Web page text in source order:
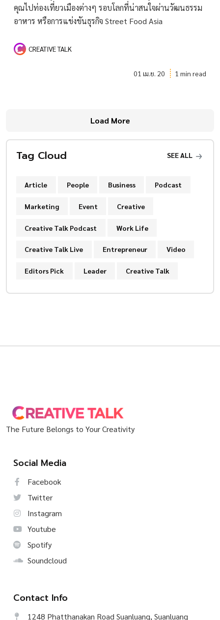
คุณไปท่องเที่ยวเมืองต่างๆ รอบโลกที่น่าสนใจผ่านวัฒนธรรม
อาหาร หรือการแข่งขันธุรกิจ Street Food Asia
CREATIVE TALK
01 เม.ย. 20 1 min read
Load More
Tag Cloud SEE ALL
Article People Business Podcast
Marketing Event Creative
Creative Talk Podcast Work Life
Creative Talk Live Entrepreneur Video
Editors Pick Leader Creative Talk
The Future Belongs to Your Creativity
Social Media
Facebook
Twitter
Instagram
Youtube
Spotify
Soundcloud
Contact Info
1248 Phatthanakan Road Suanluang, Suanluang